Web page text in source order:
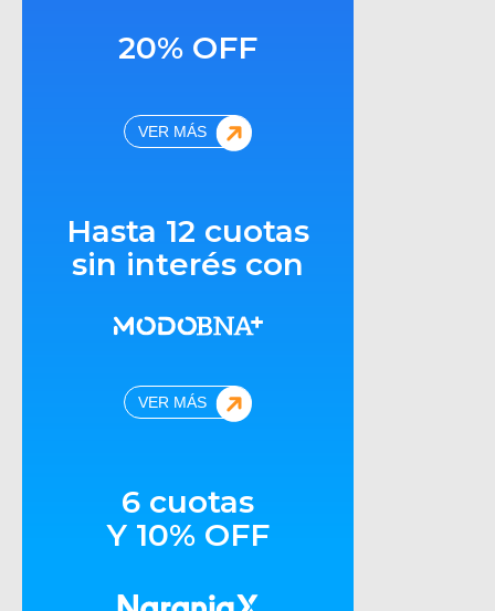
20% OFF
VER MÁS
Hasta 12 cuotas
sin interés con
VER MÁS
6 cuotas
Y 10% OFF